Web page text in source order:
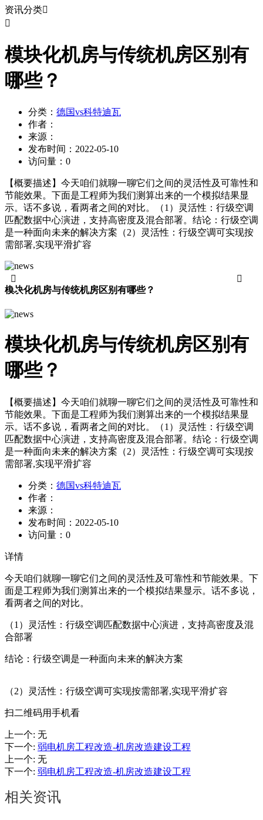
资讯分类

模块化机房与传统机房区别有
哪些？
分类： 德国vs科特迪瓦
作者：
来源：
发布时间： 2022-05-10
访问量： 0
【概要描述】 今天咱们就聊一聊它们之间的灵活性及可靠性和
节能效果。下面是工程师为我们测算出来的一个模拟结果显
示。话不多说，看两者之间的对比。（1）灵活性：行级空调
匹配数据中心演进，支持高密度及混合部署。结论：行级空调
是一种面向未来的解决方案（2）灵活性：行级空调可实现按
需部署,实现平滑扩容
模块化机房与传统机房区别有哪些？


模块化机房与传统机房区别有
哪些？
【概要描述】 今天咱们就聊一聊它们之间的灵活性及可靠性和
节能效果。下面是工程师为我们测算出来的一个模拟结果显
示。话不多说，看两者之间的对比。（1）灵活性：行级空调
匹配数据中心演进，支持高密度及混合部署。结论：行级空调
是一种面向未来的解决方案（2）灵活性：行级空调可实现按
需部署,实现平滑扩容
分类： 德国vs科特迪瓦
作者：
来源：
发布时间： 2022-05-10
访问量： 0
详情
今天咱们就聊一聊它们之间的灵活性及可靠性和节能效果。下
面是工程师为我们测算出来的一个模拟结果显示。话不多说，
看两者之间的对比。
（1）灵活性：行级空调匹配数据中心演进，支持高密度及混
合部署
结论：行级空调是一种面向未来的解决方案
（2）灵活性：行级空调可实现按需部署,实现平滑扩容
扫二维码用手机看
上一个: 无
下一个: 弱电机房工程改造-机房改造建设工程
上一个: 无
下一个: 弱电机房工程改造-机房改造建设工程
相关资讯